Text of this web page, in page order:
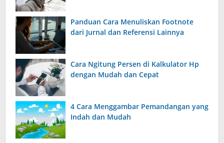
Panduan Cara Menuliskan Footnote
dari Jurnal dan Referensi Lainnya
Cara Ngitung Persen di Kalkulator Hp
dengan Mudah dan Cepat
4 Cara Menggambar Pemandangan yang
Indah dan Mudah